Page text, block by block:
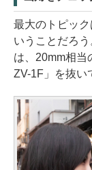
最大のトピッ
いうことだろ
は、20mm相当
ZV-1F」を抜い